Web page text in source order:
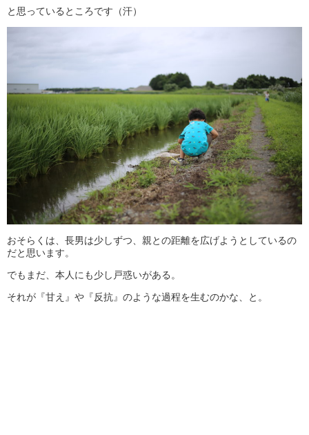
と思っているところです（汗）
おそらくは、長男は少しずつ、親との距離を広げようとしているの
だと思います。
でもまだ、本人にも少し戸惑いがある。
それが『甘え』や『反抗』のような過程を生むのかな、と。